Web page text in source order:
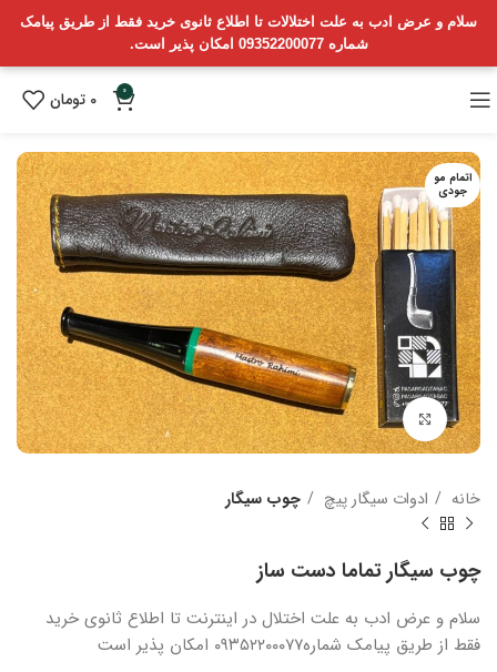
سلام و عرض ادب به علت اختلالات تا اطلاع ثانوی خرید فقط از طریق پیامک
شماره 09352200077 امکان پذیر است.
0
0 تومان
اتمام مو
جودی
بزرگنمایی تصویر
خانه ادوات سیگار پیچ چوب سیگار
چوب سیگار تماما دست ساز
سلام و عرض ادب به علت اختلال در اینترنت تا اطلاع ثانوی خرید
فقط از طریق پیامک شماره۰۹۳۵۲۲۰۰۰۷۷ امکان پذیر است